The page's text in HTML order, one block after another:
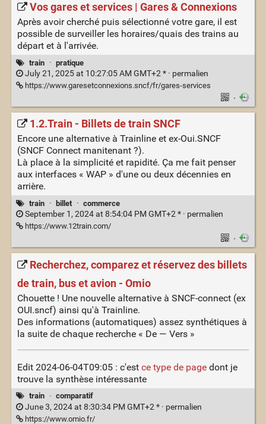
Vos gares et services | Gares & Connexions
Après avoir cherché puis sélectionné votre gare, il est
possible de surveiller les horaires/quais des trains au
départ et à l'arrivée.
train · pratique
July 21, 2025 at 10:27:05 AM GMT+2 * · permalien
https://www.garesetconnexions.sncf/fr/gares-services
·
1.2.Train - Billets de train SNCF
Encore une alternative à Trainline et ex-Oui.SNCF
(SNCF Connect manitenant ?).
Là place à la simplicité et rapidité. Ça me fait penser
aux interfaces « WAP » d'une ou deux décennies en
arrière.
train · billet · commerce
September 1, 2024 at 8:54:04 PM GMT+2 * · permalien
https://www.12train.com/
·
Recherchez, comparez et réservez des billets
de train, bus et avion - Omio
Chouette ! Une nouvelle alternative à SNCF-connect (ex
OUI.sncf) ainsi qu'à Trainline.
Des informations (automatiques) assez synthétiques à
la suite de chaque recherche « De — Vers »
Edit 2024-06-04T09:05 : c'est ce type de pagedont je
trouve la synthèse intéressante
train · comparatif
June 3, 2024 at 8:30:34 PM GMT+2 * · permalien
https://www.omio.fr/